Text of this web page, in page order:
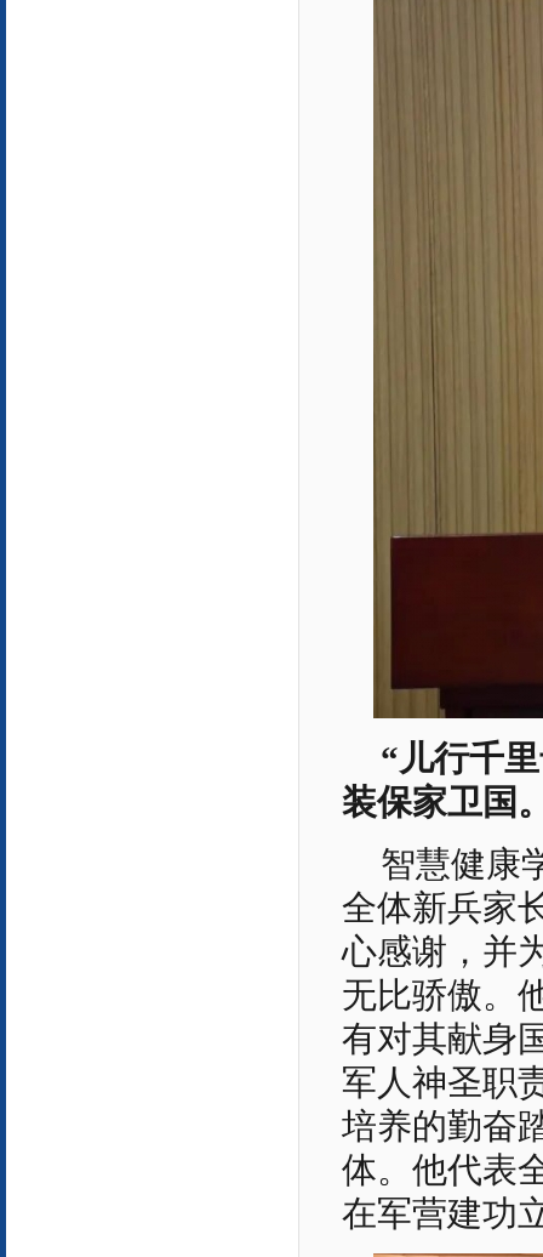
“儿行千
装保家卫
智慧健康
全体新兵家
心感谢，并
无比骄傲。
有对其献身
军人神圣职
培养的勤奋
体。他代表
在军营建功